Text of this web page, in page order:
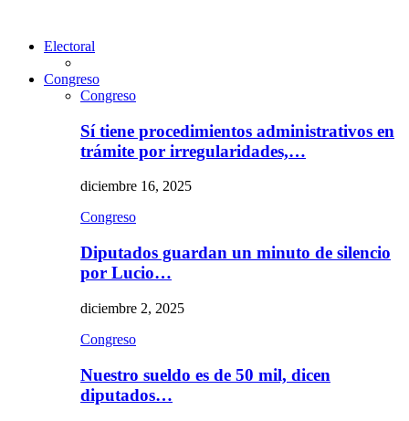
Electoral
Congreso
Congreso
Sí tiene procedimientos administrativos en
trámite por irregularidades,…
diciembre 16, 2025
Congreso
Diputados guardan un minuto de silencio
por Lucio…
diciembre 2, 2025
Congreso
Nuestro sueldo es de 50 mil, dicen
diputados…